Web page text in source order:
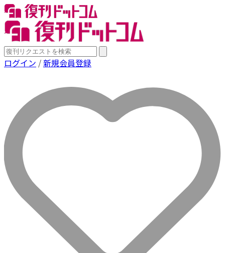
ログイン /新規会員登録